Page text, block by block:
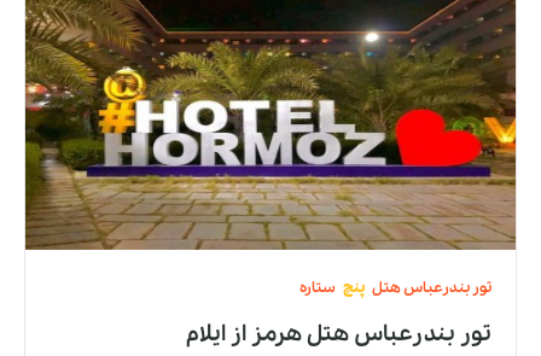
تور بندرعباسهتل پنج ستاره
تور بندرعباس هتل هرمز از ایلام